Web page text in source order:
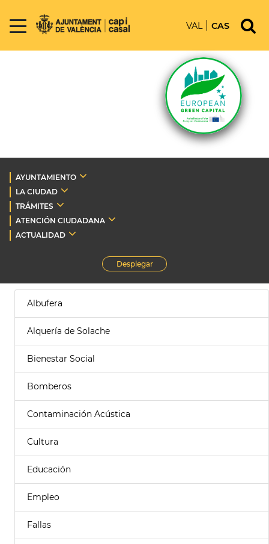
VAL CAS
AYUNTAMIENTO
LA CIUDAD
TRÁMITES
ATENCIÓN CIUDADANA
ACTUALIDAD
Desplegar
Albufera
Alquería de Solache
Bienestar Social
Bomberos
Contaminación Acústica
Cultura
Educación
Empleo
Fallas